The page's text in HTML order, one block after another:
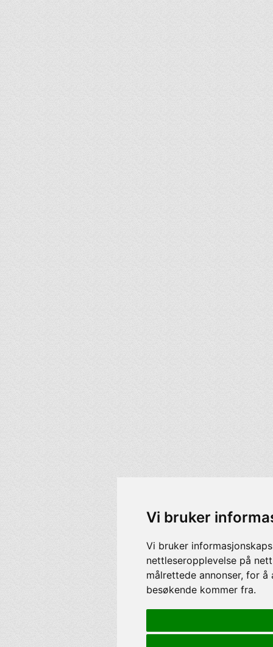
Vi bruker
Vi bruker
nettleseropplevelse på
målrettede annonser, for
besøkende kommer fra.